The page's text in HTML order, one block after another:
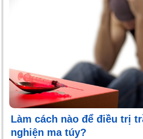
Làm cách nào để điều trị
nghiện ma túy?